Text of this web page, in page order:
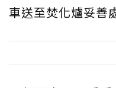
車送至焚化爐妥善